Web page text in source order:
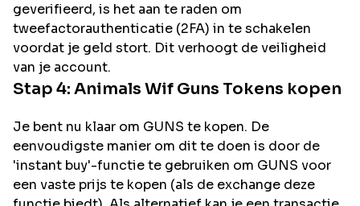
geverifieerd, is het aan te raden om
tweefactorauthenticatie (2FA) in te schakelen
voordat je geld stort. Dit verhoogt de veiligheid
van je account.
Stap 4: Animals Wif Guns Tokens kopen
Je bent nu klaar om GUNS te kopen. De
eenvoudigste manier om dit te doen is door de
'instant buy'-functie te gebruiken om GUNS voor
een vaste prijs te kopen (als de exchange deze